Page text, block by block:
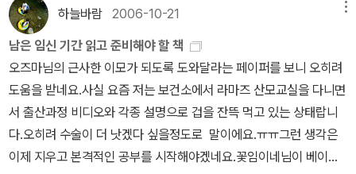
지만.. 어디선가 읽은 글로는 생후 6개월까지가 현재의식과 잠재의식
사이의 다리가 유연하여 그때 받아들인 것들은 잠재의식 속에 모두
저장한다고 한다. 그리고 8살이 되면둘을 연결하는 부분이 단단해지
고 그 이후에는 현재의식이 잠재의식을 지배한다고 한다. 그래서 자
극을 많이 주고 책도 많이 읽어주고 이야기도 많이 해주면 모두 잠재
의식 속에 저장이 되고 나중에 우연히 잠재의식 속에 저장된 것을 접
했을때에 훨씬 빠르게 받아들인다고 한다. 산후조리에 .. 잠도 부족한
때이지만아이가기분 좋을때 짬짬이 책을 읽어주었다.태어나서 한달
하늘바람 2006-10-21
남은 임신 기간 읽고 준비해야 할 책
오즈마님의 근사한 이모가 되도록 도와달라는 페이퍼를 보니 오히려
도움을 받네요.사실 요즘 저는 보건소에서 라마즈 산모교실을 다니면
서 출산과정 비디오와 각종 설명으로 겁을 잔뜩 먹고 있는 상태랍니
다.오히려 수술이 더 낫겠다 싶을정도로 말이에요.ㅠㅠ그런 생각은
이제 지우고 본격적인 공부를 시작해야겠네요.꽃임이네님이 베이비